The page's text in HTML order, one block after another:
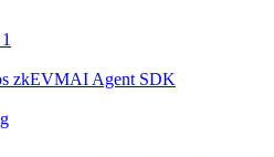
zkEVMAI Agent SDK